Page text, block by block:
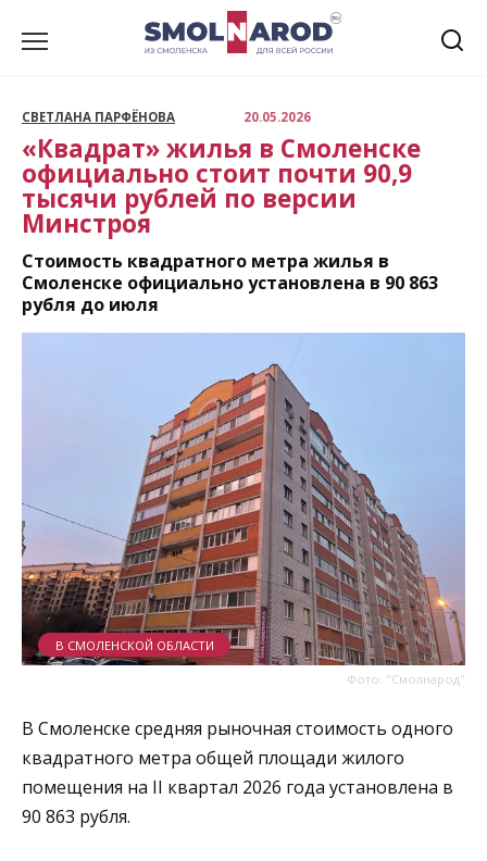
СВЕТЛАНА ПАРФЁНОВА 20.05.2026
«Квадрат» жилья в Смоленске
официально стоит почти 90,9
тысячи рублей по версии
Минстроя
Стоимость квадратного метра жилья в
Смоленске официально установлена в 90 863
рубля до июля
Фото: "Смолнарод"
В СМОЛЕНСКОЙ ОБЛАСТИ
В Смоленске средняя рыночная стоимость одного
квадратного метра общей площади жилого
помещения на II квартал 2026 года установлена в
90 863 рубля.